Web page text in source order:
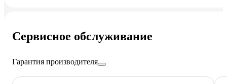
Сервисное обслуживание
Гарантия производителя